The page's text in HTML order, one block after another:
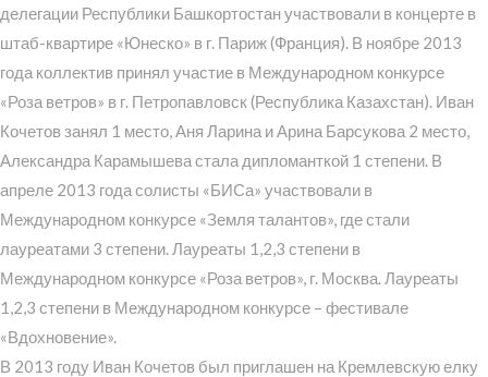
делегации Республики Башкортостан участвовали в концерте в
штаб-квартире «Юнеско» в г. Париж (Франция). В ноябре 2013
года коллектив принял участие в Международном конкурсе
«Роза ветров» в г. Петропавловск (Республика Казахстан). Иван
Кочетов занял 1 место, Аня Ларина и Арина Барсукова 2 место,
Александра Карамышева стала дипломанткой 1 степени. В
апреле 2013 года солисты «БИСа» участвовали в
Международном конкурсе «Земля талантов», где стали
лауреатами 3 степени. Лауреаты 1,2,3 степени в
Международном конкурсе «Роза ветров», г. Москва. Лауреаты
1,2,3 степени в Международном конкурсе – фестивале
«Вдохновение».
В 2013 году Иван Кочетов был приглашен на Кремлевскую елку